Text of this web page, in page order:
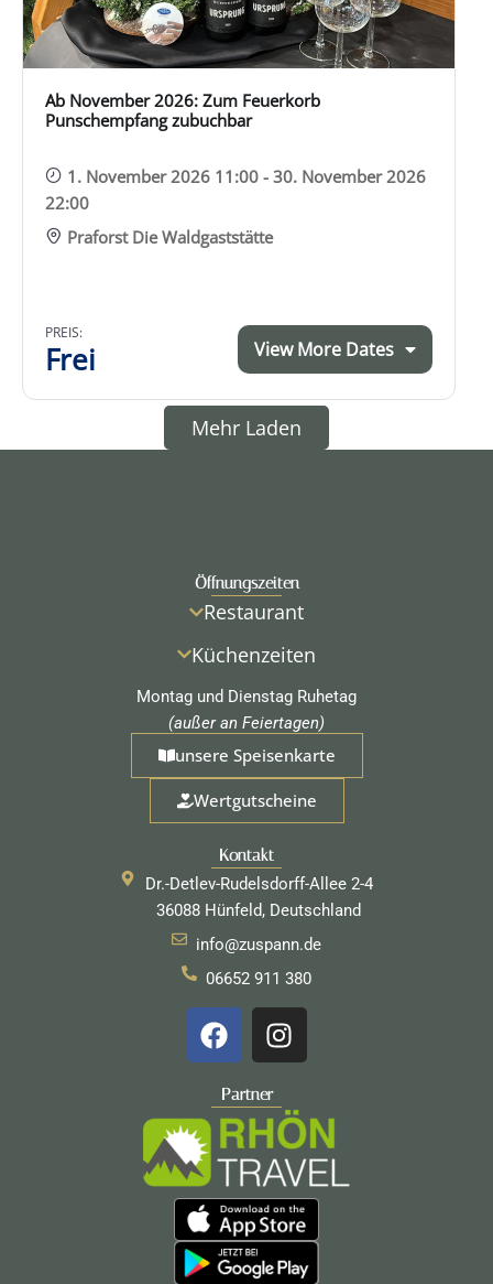
Ab November 2026: Zum Feuerkorb
Punschempfang zubuchbar
1. November 2026 11:00 - 30. November 2026
22:00
Praforst Die Waldgaststätte
PREIS:
Frei View More Dates
Mehr Laden
Öffnungszeiten
Restaurant
Küchenzeiten
Montag und Dienstag Ruhetag
(außer an Feiertagen)
unsere Speisenkarte
Wertgutscheine
Kontakt
Dr.-Detlev-Rudelsdorff-Allee 2-4
36088 Hünfeld, Deutschland
info@zuspann.de
06652 911 380
F
a
c
e
b
o
o
k
I
n
s
t
a
g
r
a
m
Partner